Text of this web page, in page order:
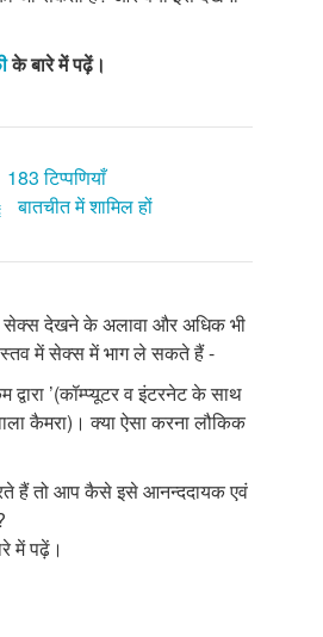
के बारे में पढ़ें।
183 टिप्पणियाँ
बातचीत में शामिल हों
सेक्स देखने के अलावा और अधिक भी
में सेक्स में भाग ले सकते हैं -
’(कॉम्प्यूटर व इंटरनेट के साथ
कैमरा)। क्या ऐसा करना लौकिक
हैं तो आप कैसे इसे आनन्ददायक एवं
में पढ़ें।